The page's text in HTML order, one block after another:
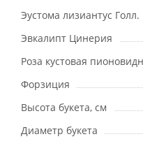
Эустома лизиантус Голл.
Эвкалипт Цинерия
Роза кустовая
Форзиция
Высота букета, см
Диаметр букета